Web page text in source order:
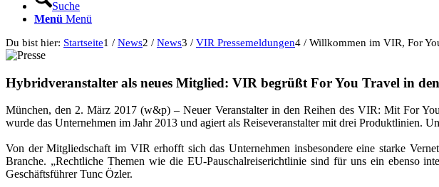
Suche
Menü Menü
Du bist hier: Startseite1 / News2 / News3 / VIR Pressemeldungen4 / Willkommen im VIR, For
Hybridveranstalter als neues Mitglied: VIR begrüßt For You Travel in
München, den 2. März 2017 (w&p) – Neuer Veranstalter in den Reihen des VIR: Mit For
wurde das Unternehmen im Jahr 2013 und agiert als Reiseveranstalter mit drei Produktlinien.
Von der Mitgliedschaft im VIR erhofft sich das Unternehmen insbesondere eine starke
Branche. „Rechtliche Themen wie die EU-Pauschalreiserichtlinie sind für uns ein ebenso
Geschäftsführer Tunc Özler.